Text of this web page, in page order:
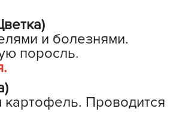
штучки
и болезнями.
поросль.
Проводится